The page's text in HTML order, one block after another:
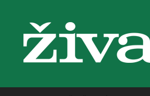
živa